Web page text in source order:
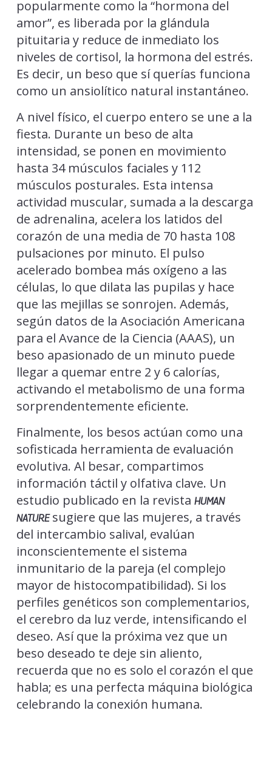
popularmente como la “hormona del
amor”, es liberada por la glándula
pituitaria y reduce de inmediato los
niveles de cortisol, la hormona del estrés.
Es decir, un beso que sí querías funciona
como un ansiolítico natural instantáneo.
A nivel físico, el cuerpo entero se une a la
fiesta. Durante un beso de alta
intensidad, se ponen en movimiento
hasta 34 músculos faciales y 112
músculos posturales. Esta intensa
actividad muscular, sumada a la descarga
de adrenalina, acelera los latidos del
corazón de una media de 70 hasta 108
pulsaciones por minuto. El pulso
acelerado bombea más oxígeno a las
células, lo que dilata las pupilas y hace
que las mejillas se sonrojen. Además,
según datos de la Asociación Americana
para el Avance de la Ciencia (AAAS), un
beso apasionado de un minuto puede
llegar a quemar entre 2 y 6 calorías,
activando el metabolismo de una forma
sorprendentemente eficiente.
Finalmente, los besos actúan como una
sofisticada herramienta de evaluación
evolutiva. Al besar, compartimos
información táctil y olfativa clave. Un
estudio publicado en la revista HUMAN
NATUREsugiere que las mujeres, a través
del intercambio salival, evalúan
inconscientemente el sistema
inmunitario de la pareja (el complejo
mayor de histocompatibilidad). Si los
perfiles genéticos son complementarios,
el cerebro da luz verde, intensificando el
deseo. Así que la próxima vez que un
beso deseado te deje sin aliento,
recuerda que no es solo el corazón el que
habla; es una perfecta máquina biológica
celebrando la conexión humana.